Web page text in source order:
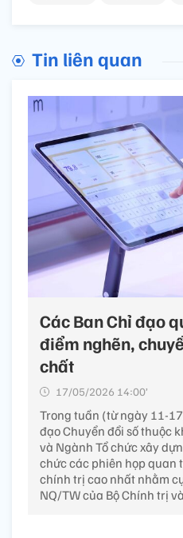
Tin liên quan
Các Ban Chỉ đạo
điểm nghẽn,
chất
17/05/2026 14:00’
Trong tuần (từ ngày 11-
đạo Chuyển đổi số thuộc
và Ngành Tổ chức xây
chức các phiên họp quan
chính trị cao nhất nhằm
NQ/TW của Bộ Chính trị